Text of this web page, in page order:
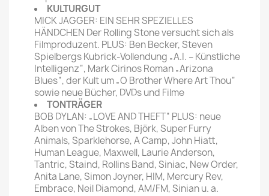
KULTURGUT
MICK JAGGER: EIN SEHR SPEZIELLES
HÄNDCHEN Der Rolling Stone versucht sich als
Filmproduzent. PLUS: Ben Becker, Steven
Spielbergs Kubrick-Vollendung „A.I. – Künstliche
Intelligenz“, Mark Cirinos Roman „Arizona
Blues“, der Kult um „O Brother Where Art Thou“
sowie neue Bücher, DVDs und Filme
TONTRÄGER
BOB DYLAN: „LOVE AND THEFT“ PLUS: neue
Alben von The Strokes, Björk, Super Furry
Animals, Sparklehorse, A Camp, John Hiatt,
Human League, Maxwell, Laurie Anderson,
Tantric, Staind, Rollins Band, Siniac, New Order,
Anita Lane, Simon Joyner, HIM, Mercury Rev,
Embrace, Neil Diamond, AM/FM, Sinian u. a.